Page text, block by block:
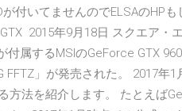
付いてませんのでELSAのHPも
2015年9月18日 スクエア・
付属するMSIのGeForce GTX
FFTZ」が発売された。 2017年
方法を紹介します。 たとえば